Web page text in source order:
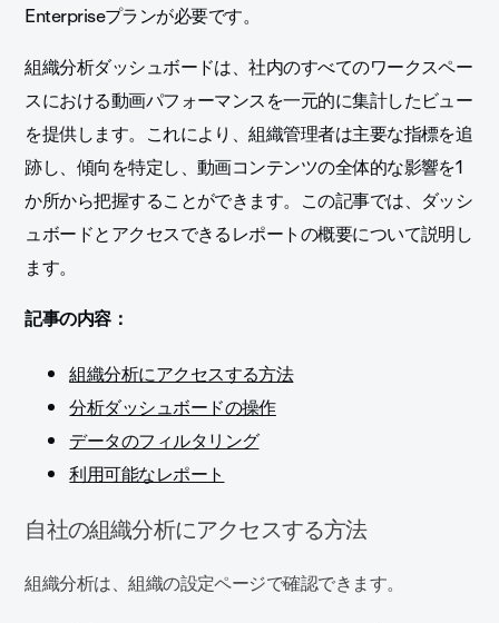
Enterpriseプランが必要です。
組織分析ダッシュボードは、社内のすべてのワークスペー
スにおける動画パフォーマンスを一元的に集計したビュー
を提供します。これにより、組織管理者は主要な指標を追
跡し、傾向を特定し、動画コンテンツの全体的な影響を1
か所から把握することができます。この記事では、ダッシ
ュボードとアクセスできるレポートの概要について説明し
ます。
記事の内容：
組織分析にアクセスする方法
分析ダッシュボードの操作
データのフィルタリング
利用可能なレポート
自社の組織分析にアクセスする方法
組織分析は、組織の設定ページで確認できます。